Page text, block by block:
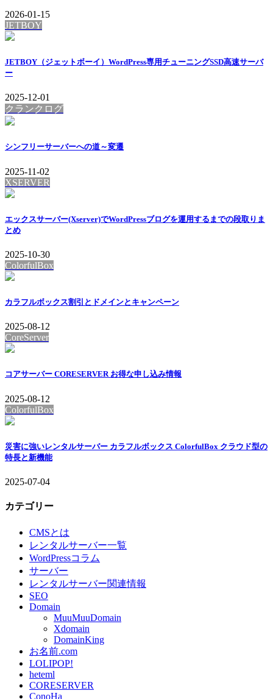
2026-01-15
JETBOY
JETBOY（ジェットボーイ）WordPress専用チューニングSSD高速サーバ
ー
2025-12-01
クランクログ
シンフリーサーバーへの道～変遷
2025-11-02
XSERVER
エックスサーバー(Xserver)でWordPressブログを運用するまでの段取りま
とめ
2025-10-30
ColorfulBox
カラフルボックス割引とドメインとキャンペーン
2025-08-12
CoreServer
コアサーバー CORESERVER お得な申し込み情報
2025-08-12
ColorfulBox
災害に強いレンタルサーバー カラフルボックス ColorfulBox クラウド型の
特長と新機能
2025-07-04
カテゴリー
CMSとは
レンタルサーバー一覧
WordPressコラム
サーバー
レンタルサーバー関連情報
SEO
Domain
MuuMuuDomain
Xdomain
DomainKing
お名前.com
LOLIPOP!
heteml
CORESERVER
ConoHa